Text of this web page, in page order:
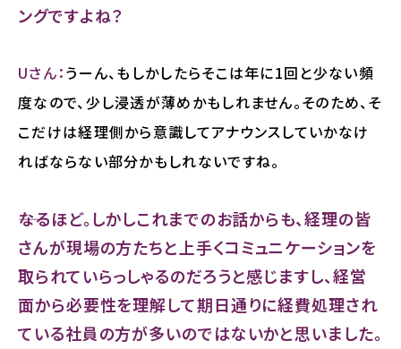
ングですよね？
Uさん：うーん、もしかしたらそこは年に1回と少ない頻
度なので、少し浸透が薄めかもしれません。そのため、そ
こだけは経理側から意識してアナウンスしていかなけ
ればならない部分かもしれないですね。
――なるほど。しかしこれまでのお話からも、経理の皆
さんが現場の方たちと上手くコミュニケーションを
取られていらっしゃるのだろうと感じますし、経営
面から必要性を理解して期日通りに経費処理され
ている社員の方が多いのではないかと思いました。